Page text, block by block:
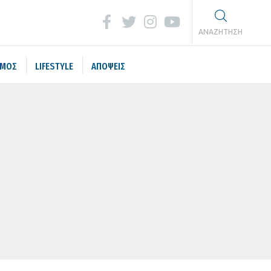
ΑΝΑΖΗΤΗΣΗ
LIFESTYLE ΑΠΟΨΕΙΣ